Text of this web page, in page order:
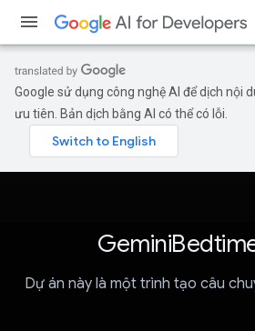
Google sử dụng công nghệ AI để dịch nội
ưu tiên. Bản dịch bằng AI có thể có lỗi.
Dự án này là một trình tạo câu